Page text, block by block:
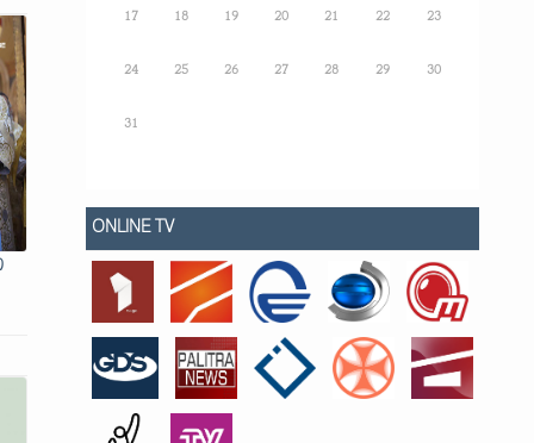
17 18 19 20 21 22 23
24 25 26 27 28 29 30
31
ONLINE TV